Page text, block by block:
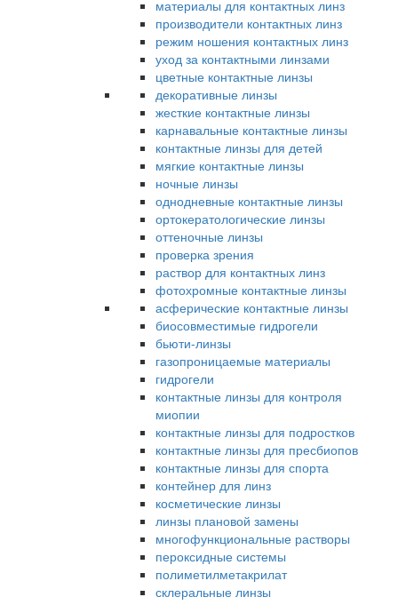
материалы для контактных линз
производители контактных линз
режим ношения контактных линз
уход за контактными линзами
цветные контактные линзы
декоративные линзы
жесткие контактные линзы
карнавальные контактные линзы
контактные линзы для детей
мягкие контактные линзы
ночные линзы
однодневные контактные линзы
ортокератологические линзы
оттеночные линзы
проверка зрения
раствор для контактных линз
фотохромные контактные линзы
асферические контактные линзы
биосовместимые гидрогели
бьюти-линзы
газопроницаемые материалы
гидрогели
контактные линзы для контроля
миопии
контактные линзы для подростков
контактные линзы для пресбиопов
контактные линзы для спорта
контейнер для линз
косметические линзы
линзы плановой замены
многофункциональные растворы
пероксидные системы
полиметилметакрилат
склеральные линзы